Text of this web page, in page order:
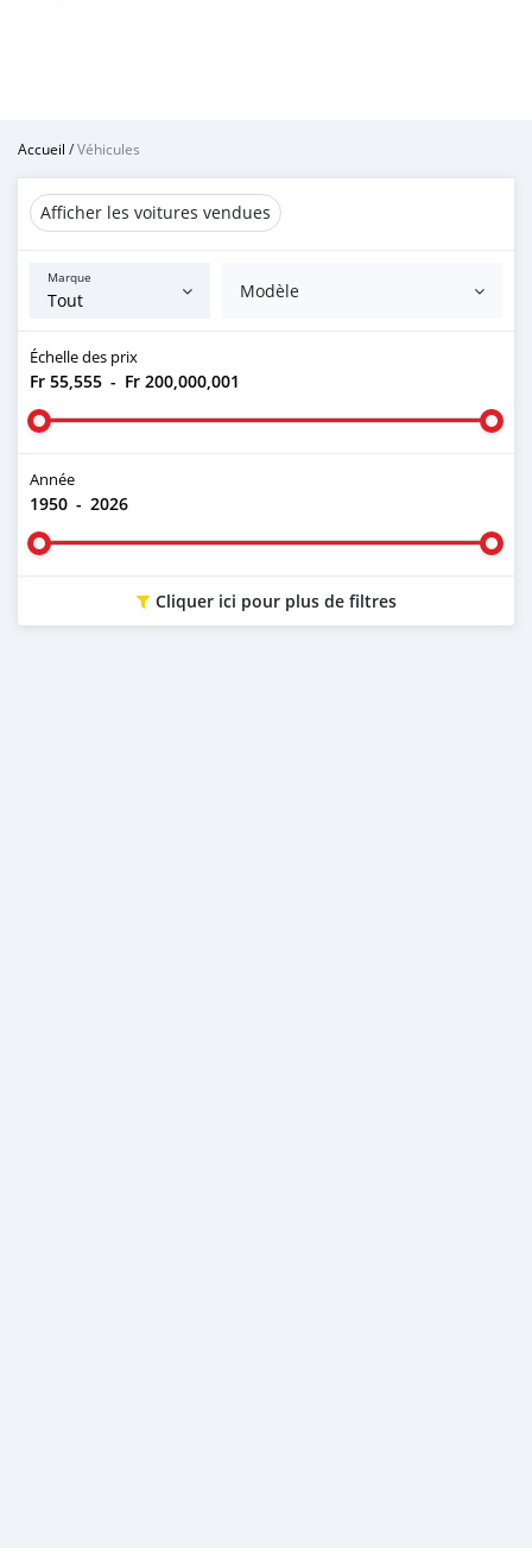
Accueil /Véhicules
Afficher les voitures vendues
Marque
Modèle
Échelle des prix
Fr 55,555 - Fr 200,000,001
Année
1950 - 2026
Cliquer ici pour plus de filtres